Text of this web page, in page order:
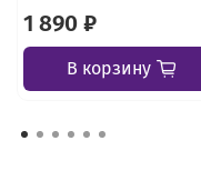
1 890 ₽
В корзину